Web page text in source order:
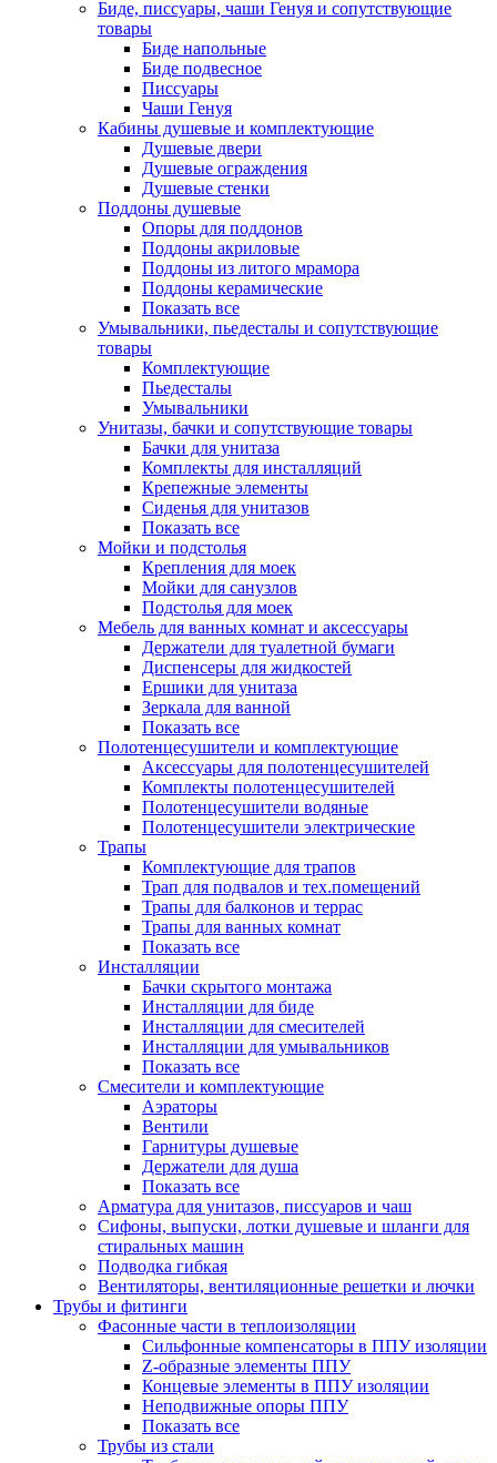
Биде, писсуары, чаши Генуя и сопутствующие
товары
Биде напольные
Биде подвесное
Писсуары
Чаши Генуя
Кабины душевые и комплектующие
Душевые двери
Душевые ограждения
Душевые стенки
Поддоны душевые
Опоры для поддонов
Поддоны акриловые
Поддоны из литого мрамора
Поддоны керамические
Показать все
Умывальники, пьедесталы и сопутствующие
товары
Комплектующие
Пьедесталы
Умывальники
Унитазы, бачки и сопутствующие товары
Бачки для унитаза
Комплекты для инсталляций
Крепежные элементы
Сиденья для унитазов
Показать все
Мойки и подстолья
Крепления для моек
Мойки для санузлов
Подстолья для моек
Мебель для ванных комнат и аксессуары
Держатели для туалетной бумаги
Диспенсеры для жидкостей
Ершики для унитаза
Зеркала для ванной
Показать все
Полотенцесушители и комплектующие
Аксессуары для полотенцесушителей
Комплекты полотенцесушителей
Полотенцесушители водяные
Полотенцесушители электрические
Трапы
Комплектующие для трапов
Трап для подвалов и тех.помещений
Трапы для балконов и террас
Трапы для ванных комнат
Показать все
Инсталляции
Бачки скрытого монтажа
Инсталляции для биде
Инсталляции для смесителей
Инсталляции для умывальников
Показать все
Смесители и комплектующие
Аэраторы
Вентили
Гарнитуры душевые
Держатели для душа
Показать все
Арматура для унитазов, писсуаров и чаш
Сифоны, выпуски, лотки душевые и шланги для
стиральных машин
Подводка гибкая
Вентиляторы, вентиляционные решетки и лючки
Трубы и фитинги
Фасонные части в теплоизоляции
Cильфонные компенсаторы в ППУ изоляции
Z-образные элементы ППУ
Концевые элементы в ППУ изоляции
Неподвижные опоры ППУ
Показать все
Трубы из стали